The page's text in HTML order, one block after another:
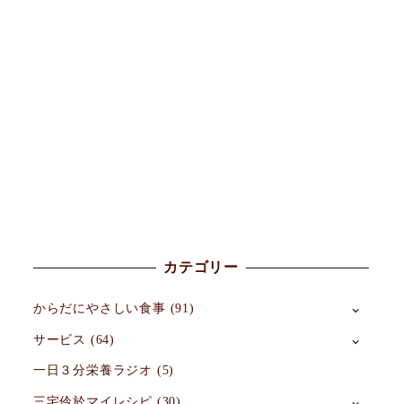
カテゴリー
からだにやさしい食事 (91)
サービス (64)
一日３分栄養ラジオ (5)